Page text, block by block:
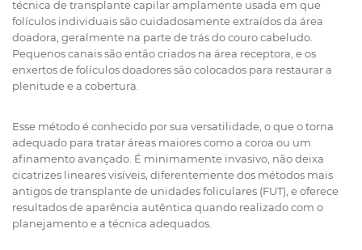
técnica de transplante capilar amplamente usada em que
folículos individuais são cuidadosamente extraídos da área
doadora, geralmente na parte de trás do couro cabeludo.
Pequenos canais são então criados na área receptora, e os
enxertos de folículos doadores são colocados para restaurar a
plenitude e a cobertura.
Esse método é conhecido por sua versatilidade, o que o torna
adequado para tratar áreas maiores como a coroa ou um
afinamento avançado. É minimamente invasivo, não deixa
cicatrizes lineares visíveis, diferentemente dos métodos mais
antigos de transplante de unidades foliculares (FUT), e oferece
resultados de aparência autêntica quando realizado com o
planejamento e a técnica adequados.